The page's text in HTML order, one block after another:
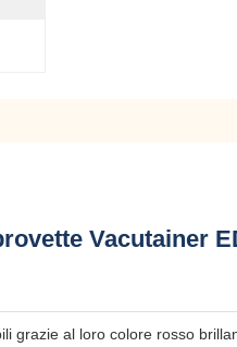
Vacutainer
grazie al loro colore rosso